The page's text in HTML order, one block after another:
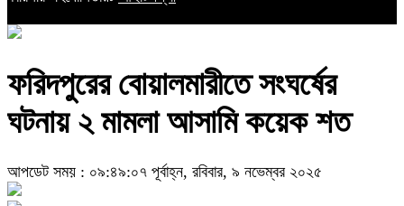
ফরিদপুরের ‌বোয়ালমারীতে সংঘর্ষের
ঘটনায় ২ মামলা আসামি কয়েক শত
আপডেট সময় : ০৯:৪৯:০৭ পূর্বাহ্ন, রবিবার, ৯ নভেম্বর ২০২৫